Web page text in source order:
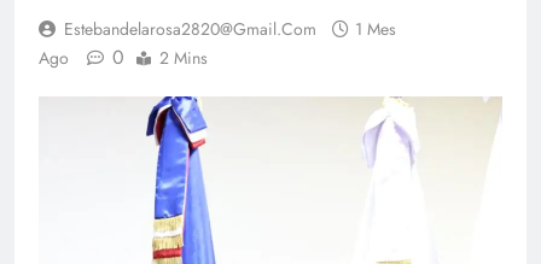
Estebandelarosa2820@gmail.com
1 Mes
Ago
0 2 Mins